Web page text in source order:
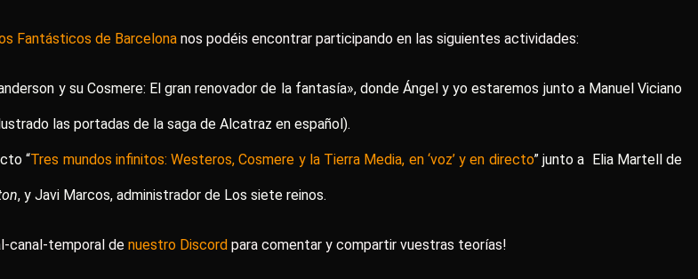
Fantásticos de Barcelona nos podéis encontrar participando en las siguientes actividades:
y su Cosmere: El gran renovador de la fantasía», donde Ángel y yo estaremos junto a Manuel Viciano
las portadas de la saga de Alcatraz en español).
“Tres mundos infinitos: Westeros, Cosmere y la Tierra Media, en ‘voz’ y en directo” junto a Elia Martell de
, y Javi Marcos, administrador de Los siete reinos.
canal-temporal de nuestro Discord para comentar y compartir vuestras teorías!